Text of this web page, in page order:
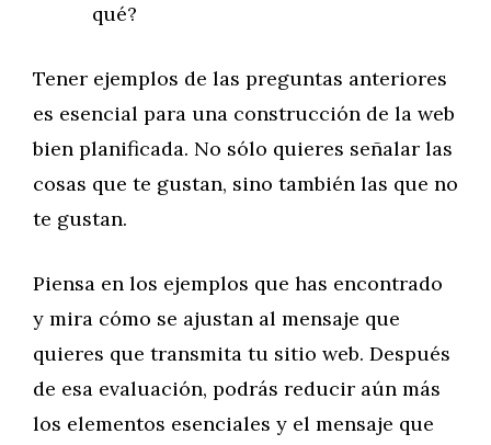
qué?
Tener ejemplos de las preguntas anteriores
es esencial para una construcción de la web
bien planificada. No sólo quieres señalar las
cosas que te gustan, sino también las que no
te gustan.
Piensa en los ejemplos que has encontrado
y mira cómo se ajustan al mensaje que
quieres que transmita tu sitio web. Después
de esa evaluación, podrás reducir aún más
los elementos esenciales y el mensaje que